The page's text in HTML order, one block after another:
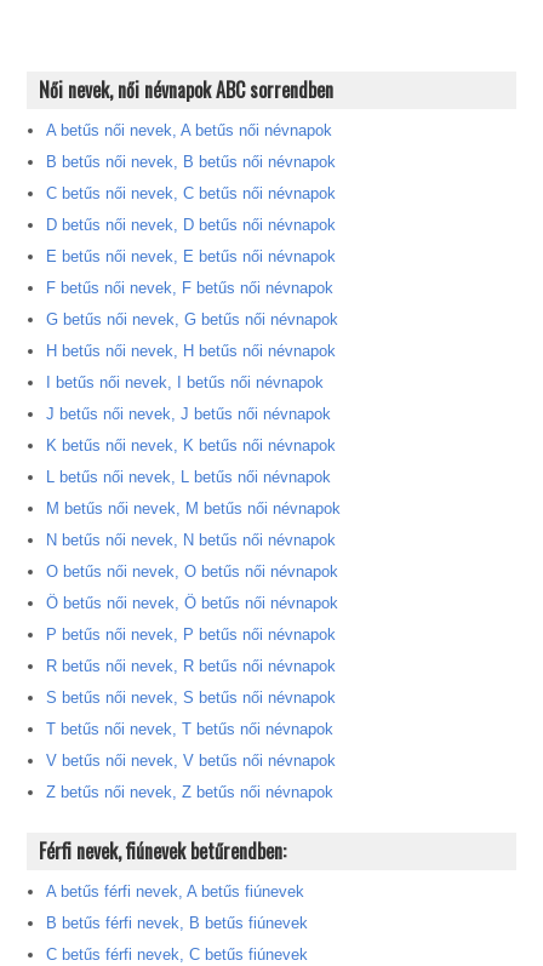
Női nevek, női névnapok ABC sorrendben
A betűs női nevek, A betűs női névnapok
B betűs női nevek, B betűs női névnapok
C betűs női nevek, C betűs női névnapok
D betűs női nevek, D betűs női névnapok
E betűs női nevek, E betűs női névnapok
F betűs női nevek, F betűs női névnapok
G betűs női nevek, G betűs női névnapok
H betűs női nevek, H betűs női névnapok
I betűs női nevek, I betűs női névnapok
J betűs női nevek, J betűs női névnapok
K betűs női nevek, K betűs női névnapok
L betűs női nevek, L betűs női névnapok
M betűs női nevek, M betűs női névnapok
N betűs női nevek, N betűs női névnapok
O betűs női nevek, O betűs női névnapok
Ö betűs női nevek, Ö betűs női névnapok
P betűs női nevek, P betűs női névnapok
R betűs női nevek, R betűs női névnapok
S betűs női nevek, S betűs női névnapok
T betűs női nevek, T betűs női névnapok
V betűs női nevek, V betűs női névnapok
Z betűs női nevek, Z betűs női névnapok
Férfi nevek, fiúnevek betűrendben:
A betűs férfi nevek, A betűs fiúnevek
B betűs férfi nevek, B betűs fiúnevek
C betűs férfi nevek, C betűs fiúnevek